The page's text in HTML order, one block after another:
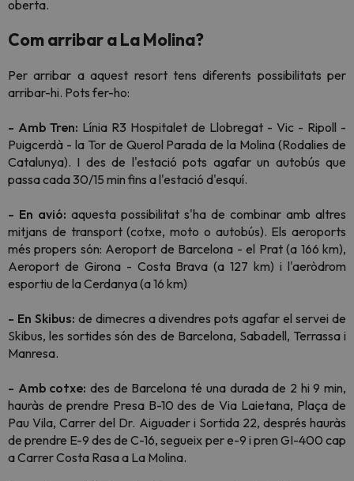
oberta.
Com arribar a La Molina?
Per arribar a aquest resort tens diferents possibilitats per
arribar-hi. Pots fer-ho:
- Amb Tren: Línia R3 Hospitalet de Llobregat - Vic - Ripoll -
Puigcerdà - la Tor de Querol Parada de la Molina (Rodalies de
Catalunya). I des de l'estació pots agafar un autobús que
passa cada 30/15 min fins a l'estació d'esquí.
- En avió: aquesta possibilitat s'ha de combinar amb altres
mitjans de transport (cotxe, moto o autobús). Els aeroports
més propers són: Aeroport de Barcelona - el Prat (a 166 km),
Aeroport de Girona - Costa Brava (a 127 km) i l'aeròdrom
esportiu de la Cerdanya (a 16 km)
- En Skibus: de dimecres a divendres pots agafar el servei de
Skibus, les sortides són des de Barcelona, Sabadell, Terrassa i
Manresa.
- Amb cotxe: des de Barcelona té una durada de 2 hi 9 min,
hauràs de prendre Presa B-10 des de Via Laietana, Plaça de
Pau Vila, Carrer del Dr. Aiguader i Sortida 22, després hauràs
de prendre E-9 des de C-16, segueix per e-9 i pren GI-400 cap
a Carrer Costa Rasa a La Molina.